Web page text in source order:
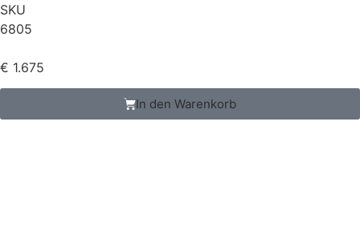
SKU
6805
€ 1.675
In den Warenkorb